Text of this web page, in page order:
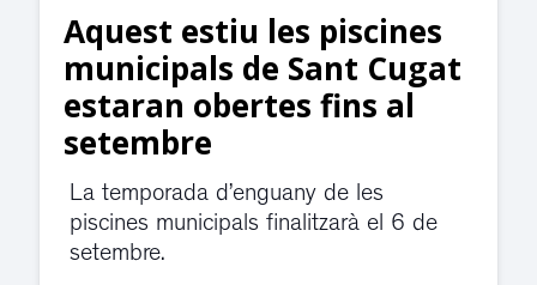
Aquest estiu les piscines
municipals de Sant Cugat
estaran obertes fins al
setembre
La temporada d’enguany de les
piscines municipals finalitzarà el 6 de
setembre.